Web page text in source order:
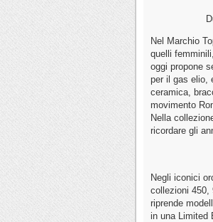
Nel Marchio
quelli
oggi propone
per il gas elio,
ceramica,
movimento
Nella
ricordare gli
Negli iconici
collezioni 450,
riprende
in una Limited